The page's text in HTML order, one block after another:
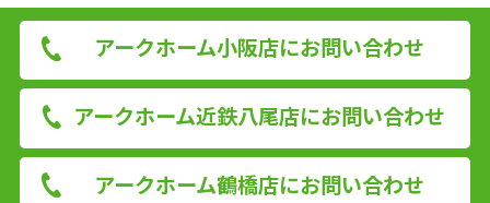
アークホーム小阪店にお問い合わせ
アークホーム近鉄八尾店にお問い合わせ
アークホーム鶴橋店にお問い合わせ